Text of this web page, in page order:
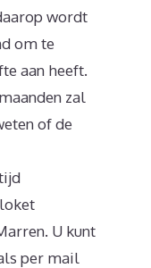
wordt
om te
aan heeft.
zal
of de
U kunt
per mail